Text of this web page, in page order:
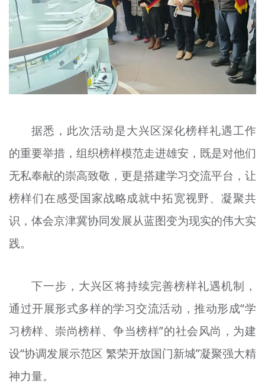
据悉，此次活动是大兴区深化榜样礼遇工作
的重要举措，组织榜样模范走进雄安，既是对他们
无私奉献的崇高致敬，更是搭建学习交流平台，让
榜样们在感受国家战略成就中拓宽视野、凝聚共
识，体会京津冀协同发展从蓝图变为现实的伟大实
践。
下一步，大兴区将持续完善榜样礼遇机制，
通过开展形式多样的学习交流活动，推动形成“学
习榜样、崇尚榜样、争当榜样”的社会风尚，为建
设“协调发展示范区 繁荣开放国门新城”凝聚强大精
神力量。